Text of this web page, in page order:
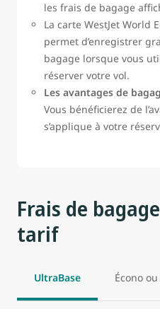
les frais de bagage
La carte WestJet World
permet d’enregistrer
bagage lorsque vous
réserver votre vol.
Les avantages de
Vous bénéficierez de
s’applique à votre
Frais de
tarif
UltraBase Écono